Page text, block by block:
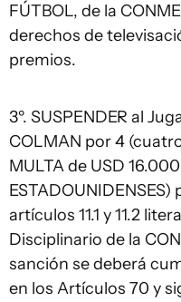
FÚTBOL, de la
derechos de
premios.
3º. SUSPENDER al
COLMAN por 4
MULTA de USD
artículos 11.1 y 11.2
Disciplinario de la
sanción se deberá
en los Artículos 70 y